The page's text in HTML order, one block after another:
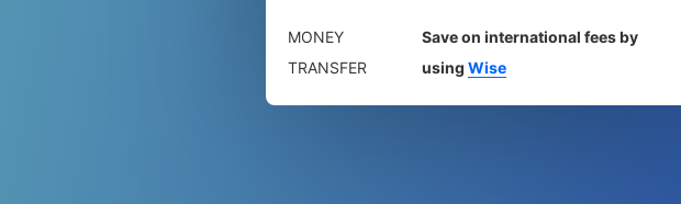
MONEY
TRANSFER
Save on international fees by
using Wise